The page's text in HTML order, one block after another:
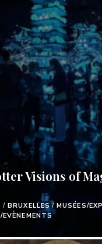
Visions of
/ BRUXELLES / MUSÉES/